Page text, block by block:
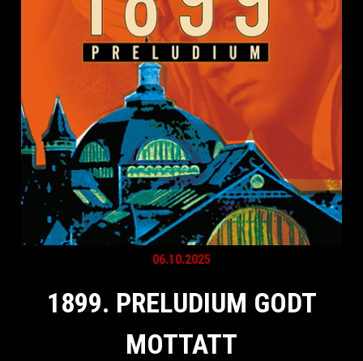
06.10.2025
1899. PRELUDIUM GODT
MOTTATT